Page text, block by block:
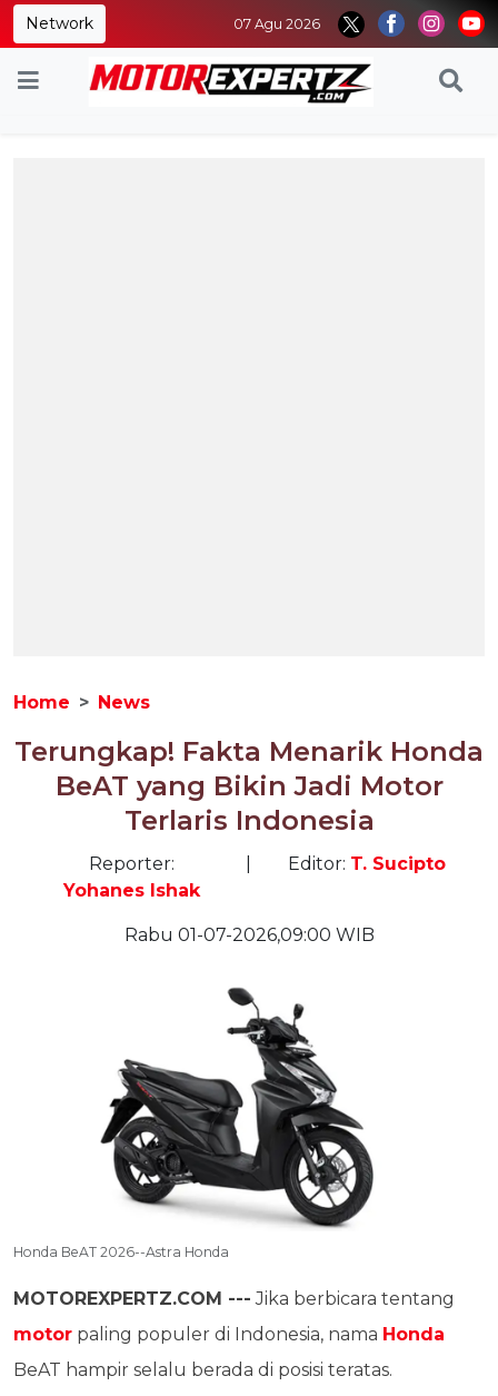
Network 07 Agu 2026
Home News
Terungkap! Fakta Menarik Honda
BeAT yang Bikin Jadi Motor
Terlaris Indonesia
Reporter:
Yohanes Ishak
Editor: T. Sucipto
Rabu 01-07-2026,09:00 WIB
Honda BeAT 2026--Astra Honda
MOTOREXPERTZ.COM --- Jika berbicara tentang
motor paling populer di Indonesia, nama Honda
BeAT hampir selalu berada di posisi teratas.